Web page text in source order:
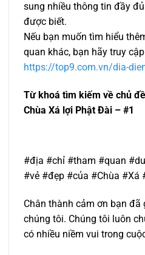
sung nhiều thông tin đầy
được biết.
Nếu bạn muốn tìm hiểu
quan khác, bạn hãy truy
https://top9.com.vn/dia-
Từ khoá tìm kiếm về chủ
Chùa Xá lợi Phật Đài – #1
#địa #chỉ #tham #quan
#vẻ #đẹp #của #Chùa
Chân thành cảm ơn bạn đã
chúng tôi. Chúng tôi luôn
có nhiều niềm vui trong